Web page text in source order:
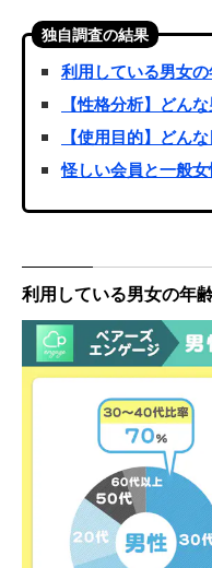
独自調査の結果
利用している男女の
【性格分析】どん
【使用目的】どん
怪しい会員と一般
利用している男女の年